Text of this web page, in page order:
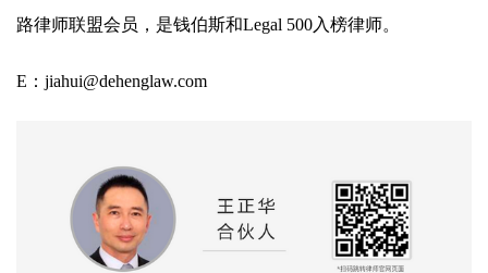
路律师联盟会员，是钱伯斯和Legal 500入榜律师。
E：jiahui@dehenglaw.com